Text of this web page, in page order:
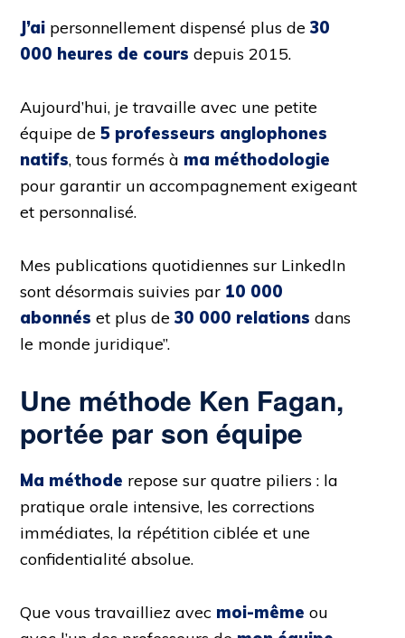
J’ai personnellement dispensé plus de30
000 heures de cours depuis 2015.
Aujourd’hui, je travaille avec une petite
équipe de5 professeurs anglophones
natifs, tous formés à ma méthodologie
pour garantir un accompagnement exigeant
et personnalisé.
Mes publications quotidiennes sur LinkedIn
sont désormais suivies par 10 000
abonnés et plus de30 000 relations dans
le monde juridique”.
Une méthode Ken Fagan,
portée par son équipe
Ma méthode repose sur quatre piliers : la
pratique orale intensive, les corrections
immédiates, la répétition ciblée et une
confidentialité absolue.
Que vous travailliez avec moi-même ou